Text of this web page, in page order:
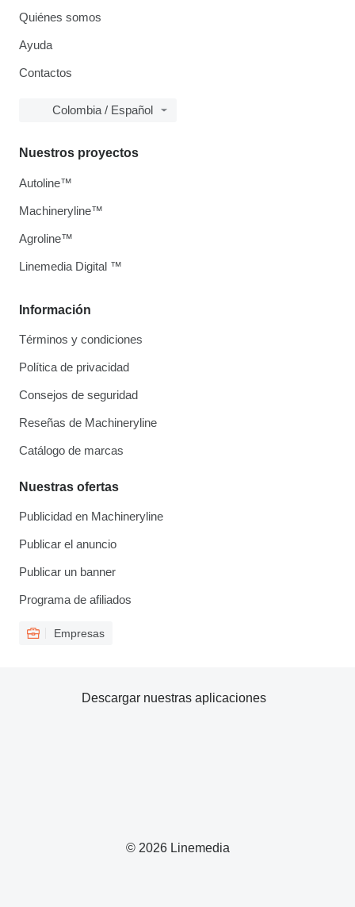
Quiénes somos
Ayuda
Contactos
Colombia / Español
Información
Términos y condiciones
Política de privacidad
Consejos de seguridad
Reseñas de Machineryline
Catálogo de marcas
Nuestras ofertas
Publicidad en Machineryline
Publicar el anuncio
Publicar un banner
Programa de afiliados
Empresas
Nuestros proyectos
Autoline™
Machineryline™
Agroline™
Linemedia Digital ™
© 2026 Linemedia
Descargar nuestras aplicaciones